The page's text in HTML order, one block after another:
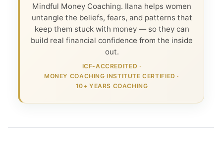
Mindful Money Coaching. Ilana helps women
untangle the beliefs, fears, and patterns that
keep them stuck with money — so they can
build real financial confidence from the inside
out.
ICF-ACCREDITED ·
MONEY COACHING INSTITUTE CERTIFIED ·
10+ YEARS COACHING